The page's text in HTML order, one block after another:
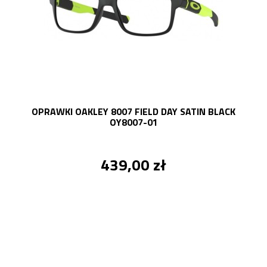
OPRAWKI OAKLEY 8007 FIELD DAY SATIN BLACK
OY8007-01
439,00 zł